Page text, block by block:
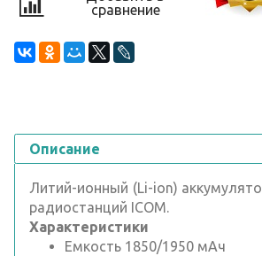
сравнение
Описание
Литий-ионный (Li-ion)
радиостанций ICOM.
Характеристики
Емкость 1850/1950 мАч